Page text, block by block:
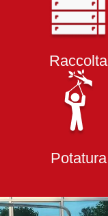
Raccolta
Potatura